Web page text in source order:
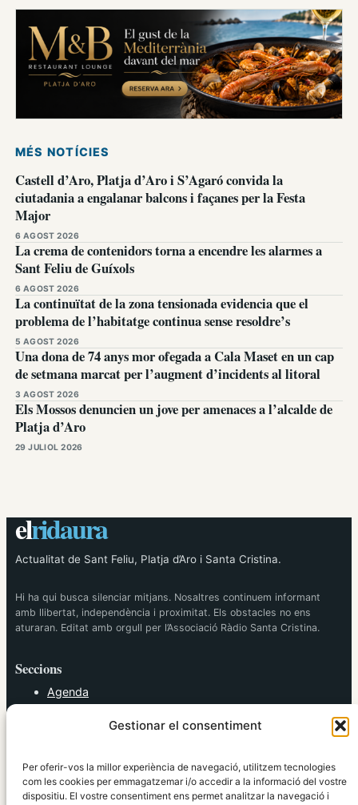
Gestionar el consentiment
Per oferir-vos la millor experiència de navegació, utilitzem tecnologies
com les cookies per emmagatzemar i/o accedir a la informació del vostre
dispositiu. El vostre consentiment ens permet analitzar la navegació i
MÉS NOTÍCIES
Castell d’Aro, Platja d’Aro i S’Agaró convida la
ciutadania a engalanar balcons i façanes per la Festa
Major
6 AGOST 2026
La crema de contenidors torna a encendre les alarmes a
Sant Feliu de Guíxols
6 AGOST 2026
La continuïtat de la zona tensionada evidencia que el
problema de l’habitatge continua sense resoldre’s
5 AGOST 2026
Una dona de 74 anys mor ofegada a Cala Maset en un cap
de setmana marcat per l’augment d’incidents al litoral
3 AGOST 2026
Els Mossos denuncien un jove per amenaces a l’alcalde de
Platja d’Aro
29 JULIOL 2026
elridaura
Actualitat de Sant Feliu, Platja d’Aro i Santa Cristina.
Hi ha qui busca silenciar mitjans. Nosaltres continuem informant
amb llibertat, independència i proximitat. Els obstacles no ens
aturaran. Editat amb orgull per l’Associació Ràdio Santa Cristina.
Seccions
Agenda
Política
Societat
Tendències